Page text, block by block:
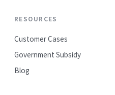
RESOURCES
Customer Cases
Government Subsidy
Blog